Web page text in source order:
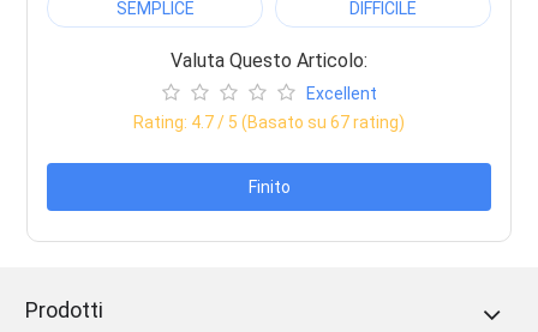
SEMPLICE DIFFICILE
Valuta Questo Articolo:
Excellent
Rating: 4.7/ 5 (Basato su 67rating)
Finito
Prodotti